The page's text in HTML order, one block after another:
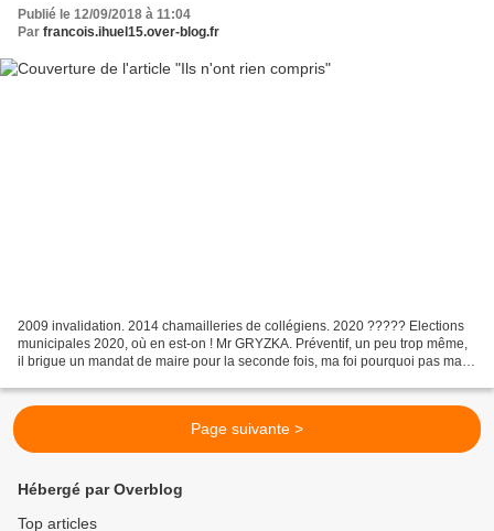
Publié le 12/09/2018 à 11:04
Par francois.ihuel15.over-blog.fr
2009 invalidation. 2014 chamailleries de collégiens. 2020 ????? Elections
municipales 2020, où en est-on ! Mr GRYZKA. Préventif, un peu trop même,
il brigue un mandat de maire pour la seconde fois, ma foi pourquoi pas mais
Page suivante >
Hébergé par Overblog
Top articles